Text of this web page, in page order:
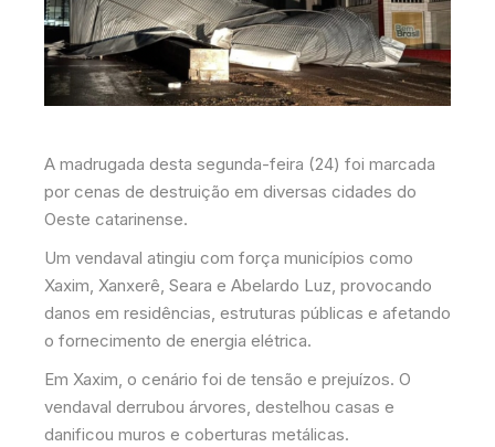
A madrugada desta segunda-feira (24) foi marcada
por cenas de destruição em diversas cidades do
Oeste catarinense.
Um vendaval atingiu com força municípios como
Xaxim, Xanxerê, Seara e Abelardo Luz, provocando
danos em residências, estruturas públicas e afetando
o fornecimento de energia elétrica.
Em Xaxim, o cenário foi de tensão e prejuízos. O
vendaval derrubou árvores, destelhou casas e
danificou muros e coberturas metálicas.